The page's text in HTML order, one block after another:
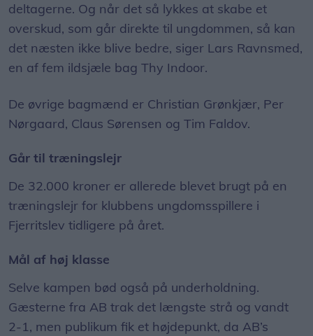
deltagerne. Og når det så lykkes at skabe et
overskud, som går direkte til ungdommen, så kan
det næsten ikke blive bedre, siger Lars Ravnsmed,
en af fem ildsjæle bag Thy Indoor.
De øvrige bagmænd er Christian Grønkjær, Per
Nørgaard, Claus Sørensen og Tim Faldov.
Går til træningslejr
De 32.000 kroner er allerede blevet brugt på en
træningslejr for klubbens ungdomsspillere i
Fjerritslev tidligere på året.
Mål af høj klasse
Selve kampen bød også på underholdning.
Gæsterne fra AB trak det længste strå og vandt
2-1, men publikum fik et højdepunkt, da AB’s